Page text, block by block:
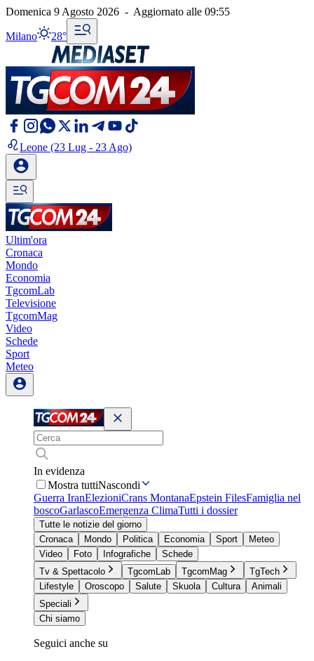
Domenica 9 Agosto 2026 - Aggiornato alle 09:55
Milano 28°
Leone (23 Lug - 23 Ago)
Ultim'ora
Cronaca
Mondo
Economia
TgcomLab
Televisione
TgcomMag
Video
Schede
Sport
Meteo
In evidenza
Mostra tuttiNascondi
Guerra IranElezioniCrans MontanaEpstein FilesFamiglia nel
boscoGarlascoEmergenza ClimaTutti i dossier
Tutte le notizie del giorno
Cronaca
Mondo Politica Economia Sport
Meteo
Video
Foto Infografiche
Schede
Tv & Spettacolo
TgcomLab TgcomMag
TgTech
Lifestyle
Oroscopo Salute Skuola Cultura
Animali
Speciali
Chi siamo
Seguici anche su